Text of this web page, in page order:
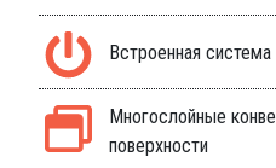
Встроенная
Многослойные
поверхности